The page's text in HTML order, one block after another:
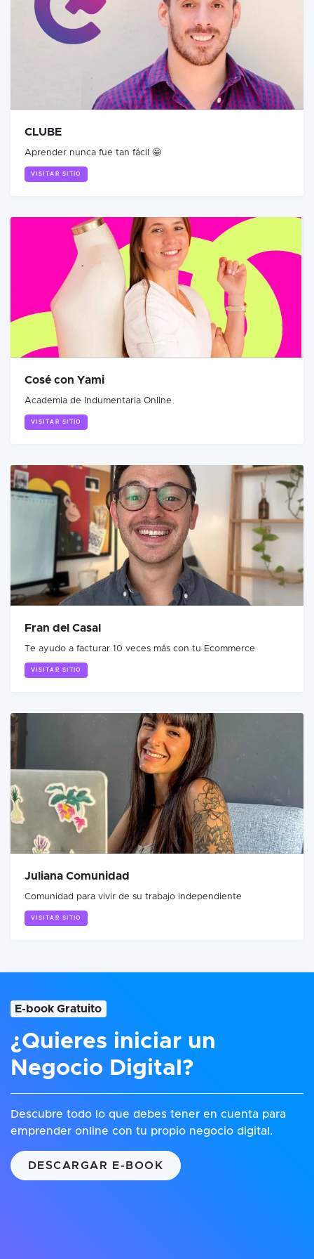
CLUBE
Aprender nunca fue tan fácil 🤩
VISITAR SITIO
Cosé con Yami
Academia de Indumentaria Online
VISITAR SITIO
Fran del Casal
Te ayudo a facturar 10 veces más con tu Ecommerce
VISITAR SITIO
Juliana Comunidad
Comunidad para vivir de su trabajo independiente
VISITAR SITIO
E-book Gratuito
¿Quieres iniciar un
Negocio Digital?
Descubre todo lo que debes tener en cuenta para
emprender online con tu propio negocio digital.
DESCARGAR E-BOOK